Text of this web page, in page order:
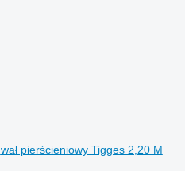
wał pierścieniowy Tigges 2,20 M